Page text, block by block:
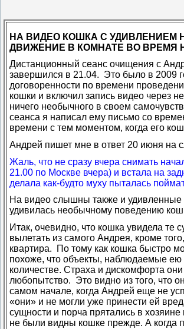
НА ВИДЕО КОШКА С УДИВЛЕНИЕМ
ДВИЖЕНИЕ В КОМНАТЕ ВО ВРЕМЯ
Дистанционный сеанс очищения с
завершился в 21.04. Это было в 2009
договоренности по времени
кошки и включил запись видео через
ничего необычного в своем
сеанса я написал ему письмо со
времени с тем моментом, когда его
Андрей пишет мне в ответ 20 июня на
Жаль, что не сразу вчера снимать
21.00 по Москве вчера) и встала на
делала как-будто муху пыталась
На видео слышны также и
удивилась необычному поведению
Итак, очевидно, что кошка увидела те
вылетать из самого Андрея, кроме
квартира. По тому как кошка быстро
похоже, что объекты, наблюдаемые
количестве. Страха и дискомфорта
любопытство. Это видно из того, что
самом начале, когда Андрей еще не
«они» и не могли уже принести ей
сущности и порча прятались в
не были видны кошке прежде. А когда